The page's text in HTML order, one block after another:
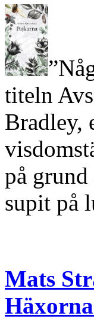
titeln
Bradley,
på
supit på
Mats